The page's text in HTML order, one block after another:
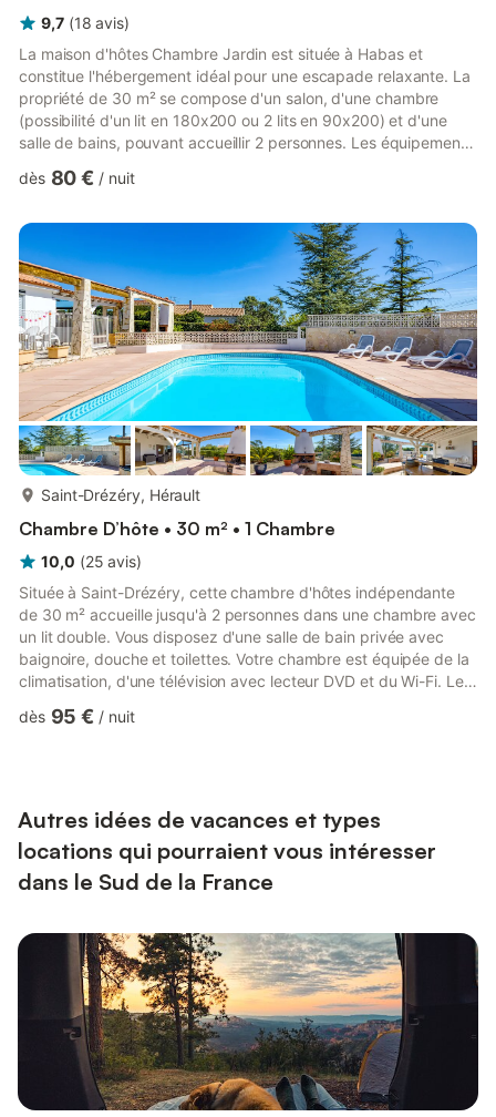
9,7 (18 avis)
La maison d'hôtes Chambre Jardin est située à Habas et
constitue l'hébergement idéal pour une escapade relaxante. La
propriété de 30 m² se compose d'un salon, d'une chambre
(possibilité d'un lit en 180x200 ou 2 lits en 90x200) et d'une
salle de bains, pouvant accueillir 2 personnes. Les équipements
travail dédié pour le télétravail, la climatisation, ainsi que des
également à votre disposition. Un lit bébé est disponible. Cette
propriété dispose d'une cuisine partagée et d'un esp...
dès 80 € / nuit
Saint-Drézéry, Hérault
Chambre D’hôte • 30 m² • 1 Chambre
10,0 (25 avis)
Située à Saint-Drézéry, cette chambre d'hôtes indépendante
de 30 m² accueille jusqu'à 2 personnes dans une chambre avec
un lit double. Vous disposez d'une salle de bain privée avec
baignoire, douche et toilettes. Votre chambre est équipée de la
climatisation, d'une télévision avec lecteur DVD et du Wi-Fi. Le
piscine extérieure privée et détendez-vous sur la grande
dès 95 € / nuit
Autres idées de vacances et types
locations qui pourraient vous intéresser
dans le Sud de la France